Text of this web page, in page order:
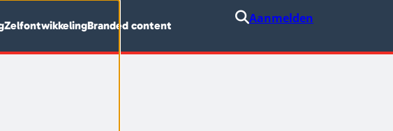
ZelfontwikkelingBranded content Aanmelden